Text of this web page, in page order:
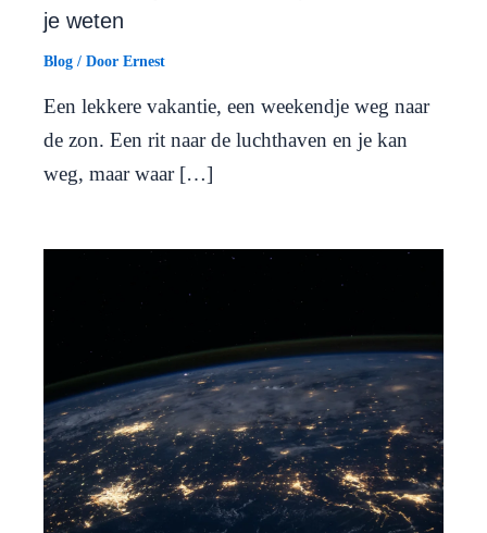
je weten
Blog / Door Ernest
Een lekkere vakantie, een weekendje weg naar
de zon. Een rit naar de luchthaven en je kan
weg, maar waar […]